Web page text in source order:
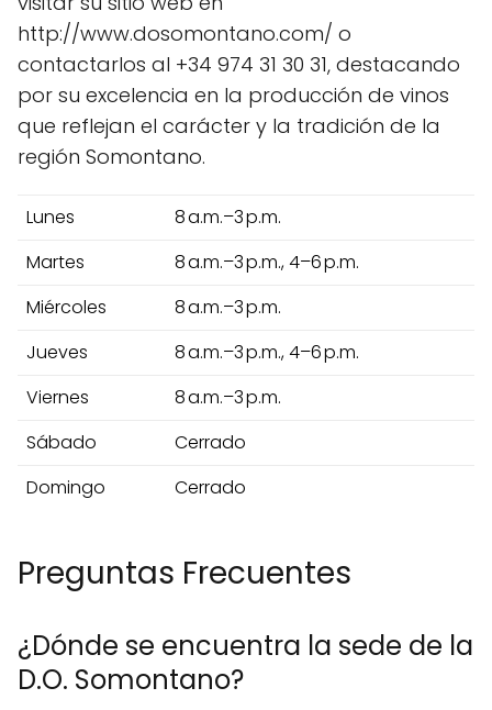
http://www.dosomontano.com/ o
contactarlos al +34 974 31 30 31, destacando
por su excelencia en la producción de vinos
que reflejan el carácter y la tradición de la
región Somontano.
Lunes
8 a.m.–3 p.m.
Martes
8 a.m.–3 p.m., 4–6 p.m.
Miércoles
8 a.m.–3 p.m.
Jueves
8 a.m.–3 p.m., 4–6 p.m.
Viernes
8 a.m.–3 p.m.
Sábado
Cerrado
Domingo
Cerrado
Preguntas Frecuentes
¿Dónde se encuentra la sede de la
D.O. Somontano?